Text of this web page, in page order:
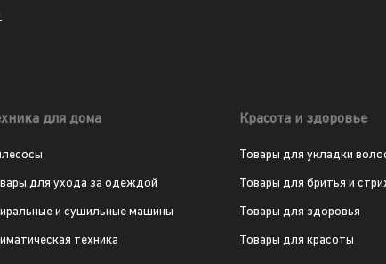
для дома
для ухода за одеждой
и сушильные машины
техника
Красота и здоровье
Товары для укладки
Товары для бритья и
Товары для здоровья
Товары для красоты